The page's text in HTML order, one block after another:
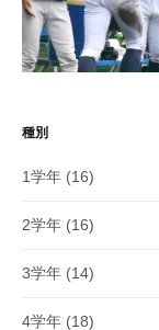
種別
1学年 (16)
2学年 (16)
3学年 (14)
4学年 (18)